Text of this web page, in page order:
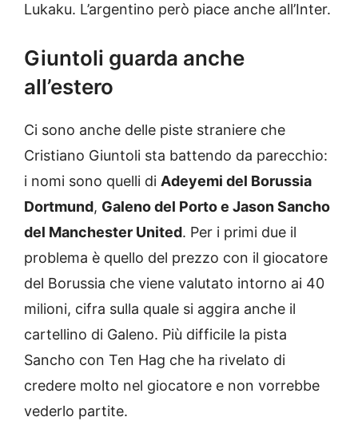
Lukaku. L’argentino però piace anche all’Inter.
Giuntoli guarda anche
all’estero
Ci sono anche delle piste straniere che
Cristiano Giuntoli sta battendo da parecchio:
i nomi sono quelli di Adeyemi del Borussia
Dortmund, Galeno del Porto e Jason Sancho
del Manchester United. Per i primi due il
problema è quello del prezzo con il giocatore
del Borussia che viene valutato intorno ai 40
milioni, cifra sulla quale si aggira anche il
cartellino di Galeno. Più difficile la pista
Sancho con Ten Hag che ha rivelato di
credere molto nel giocatore e non vorrebbe
vederlo partite.